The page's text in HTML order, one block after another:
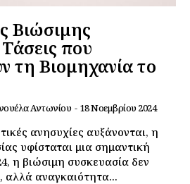
Βιώσιμης
που
τη Βιομηχανία το
Αντωνίου - 18 Νοεμβρίου 2024
ανησυχίες αυξάνονται, η
υφίσταται μια σημαντική
η βιώσιμη συσκευασία δεν
αλλά αναγκαιότητα...